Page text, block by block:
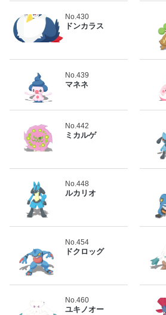
No.430
ドンカラス
No.439
マネネ
No.442
ミカルゲ
No.448
ルカリオ
No.454
ドクロッグ
No.460
ユキノオー